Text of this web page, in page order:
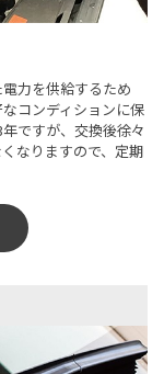
力を供給するため
コンディションに保
ですが、交換後徐々
なりますので、定期